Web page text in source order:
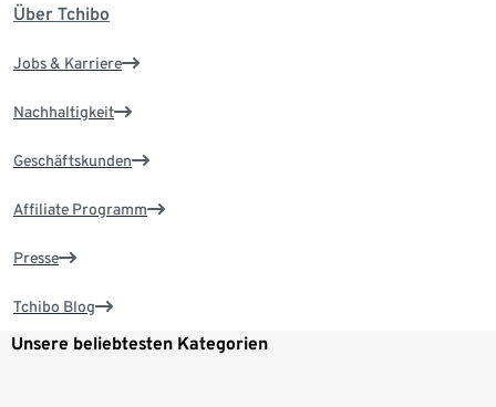
Über Tchibo
Jobs & Karriere
Nachhaltigkeit
Geschäftskunden
Affiliate Programm
Presse
Tchibo Blog
Unsere beliebtesten Kategorien